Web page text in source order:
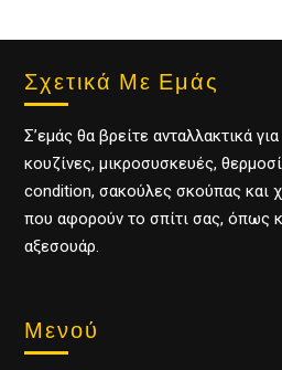
Σχετικά Με Εμάς
Σ’εμάς θα βρείτε ανταλλακτικά
κουζίνες, μικροσυσκευές,
condition, σακούλες σκούπας και
που αφορούν το σπίτι σας, όπως
αξεσουάρ.
Μενού